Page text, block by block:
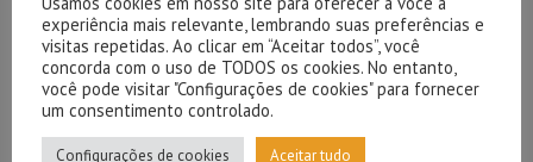
experiência mais relevante, lembrando suas preferências e
visitas repetidas. Ao clicar em “Aceitar todos”, você
concorda com o uso de TODOS os cookies. No entanto,
você pode visitar "Configurações de cookies" para fornecer
um consentimento controlado.
Configurações de cookies Aceitar tudo